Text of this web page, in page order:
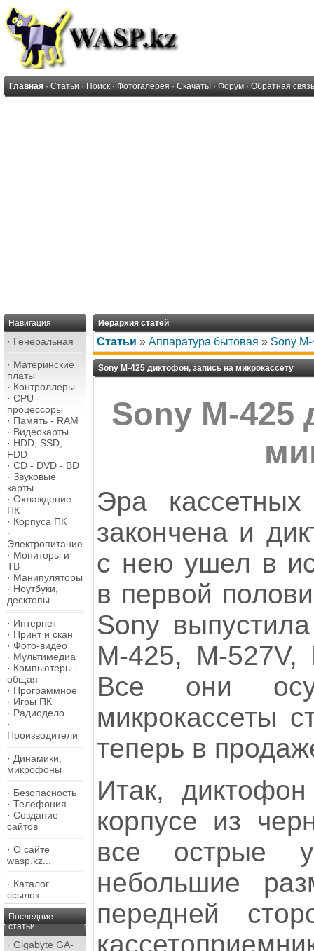
Главная · Статьи · Поиск · Фотогалерея · Скачать! · Форум · Обратная связь
Навигация
· Генеральная
· Материнские
платы
· Контроллеры
· CPU -
процессоры
· Память - RAM
· Видеокарты
· HDD, SSD,
FDD
· CD - DVD - BD
· Звуковые
карты
· Охлаждение
ПК
· Корпуса ПК
·
Электропитание
· Мониторы и
ТВ
· Манипуляторы
· Ноутбуки,
десктопы
· Интернет
· Принт и скан
· Фото-видео
· Мультимедиа
· Компьютеры -
общая
· Программное
· Игры ПК
· Радиодело
·
Производители
· Динамики,
микрофоны
· Безопасность
· Телефония
· Создание
сайтов
· О сайте
wasp.kz...
· Каталог
ссылок
Последние
статьи
· Gigabyte GA-
Иерархия статей
Статьи » Аппаратура бытовая » Sony
Sony M-425 диктофон, запись на микрокассету
Sony M-425
Эра кассетных
закончена и
с нею ушел в
в первой
Sony
M-425, M-527V,
Все они
микрокассеты
теперь в
Итак,
корпусе из
все острые
небольшие
передней